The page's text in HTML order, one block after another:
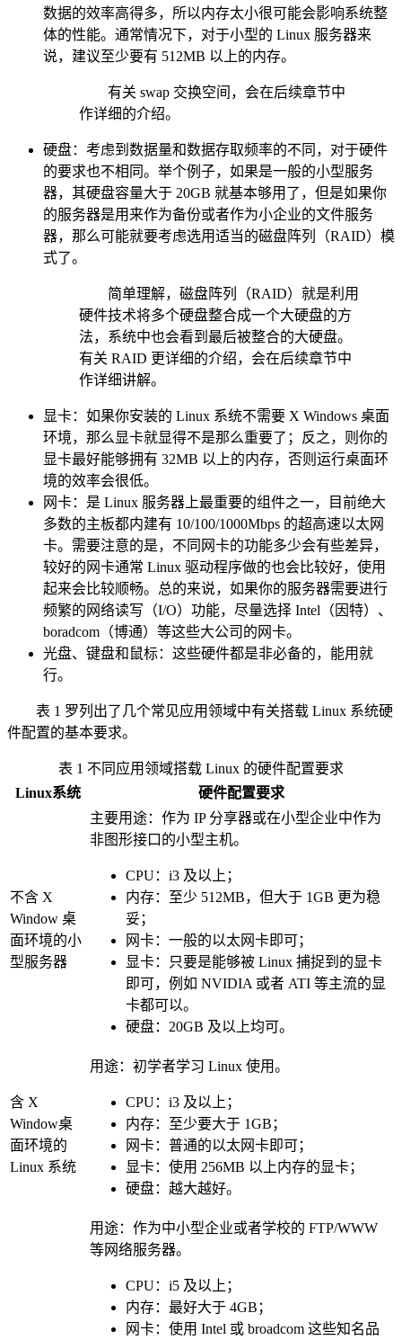
数据的效率高得多，所以内存太小很可能会影响系统整
体的性能。通常情况下，对于小型的 Linux 服务器来
说，建议至少要有 512MB 以上的内存。
有关 swap 交换空间，会在后续章节中
作详细的介绍。
硬盘：考虑到数据量和数据存取频率的不同，对于硬件
的要求也不相同。举个例子，如果是一般的小型服务
器，其硬盘容量大于 20GB 就基本够用了，但是如果你
的服务器是用来作为备份或者作为小企业的文件服务
器，那么可能就要考虑选用适当的磁盘阵列（RAID）模
式了。
简单理解，磁盘阵列（RAID）就是利用
硬件技术将多个硬盘整合成一个大硬盘的方
法，系统中也会看到最后被整合的大硬盘。
有关 RAID 更详细的介绍，会在后续章节中
作详细讲解。
显卡：如果你安装的 Linux 系统不需要 X Windows 桌面
环境，那么显卡就显得不是那么重要了；反之，则你的
显卡最好能够拥有 32MB 以上的内存，否则运行桌面环
境的效率会很低。
网卡：是 Linux 服务器上最重要的组件之一，目前绝大
多数的主板都内建有 10/100/1000Mbps 的超高速以太网
卡。需要注意的是，不同网卡的功能多少会有些差异，
较好的网卡通常 Linux 驱动程序做的也会比较好，使用
起来会比较顺畅。总的来说，如果你的服务器需要进行
频繁的网络读写（I/O）功能，尽量选择 Intel（因特）、
boradcom（博通）等这些大公司的网卡。
光盘、键盘和鼠标：这些硬件都是非必备的，能用就
行。
表 1 罗列出了几个常见应用领域中有关搭载 Linux 系统硬
件配置的基本要求。
表 1 不同应用领域搭载 Linux 的硬件配置要求
Linux系统
硬件配置要求
不含 X
Window 桌
面环境的小
型服务器
主要用途：作为 IP 分享器或在小型企业中作为
非图形接口的小型主机。
CPU：i3 及以上；
内存：至少 512MB，但大于 1GB 更为稳
妥；
网卡：一般的以太网卡即可；
显卡：只要是能够被 Linux 捕捉到的显卡
即可，例如 NVIDIA 或者 ATI 等主流的显
卡都可以。
硬盘：20GB 及以上均可。
含 X
Window桌
面环境的
Linux 系统
用途：初学者学习 Linux 使用。
CPU：i3 及以上；
内存：至少要大于 1GB；
网卡：普通的以太网卡即可；
显卡：使用 256MB 以上内存的显卡；
硬盘：越大越好。
用途：作为中小型企业或者学校的 FTP/WWW
等网络服务器。
CPU：i5 及以上；
内存：最好大于 4GB；
网卡：使用 Intel 或 broadcom 这些知名品